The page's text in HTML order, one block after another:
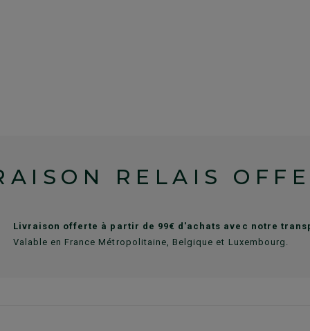
RELAIS
Livraison offerte à partir de 99€ d'achats avec notre
Valable en France Métropolitaine, Belgique et Luxembourg.